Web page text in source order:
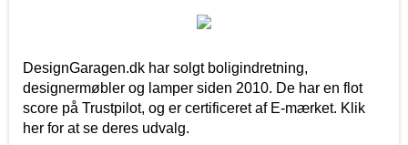
DesignGaragen.dk har solgt boligindretning,
designermøbler og lamper siden 2010. De har en flot
score på Trustpilot, og er certificeret af E-mærket. Klik
her for at se deres udvalg.